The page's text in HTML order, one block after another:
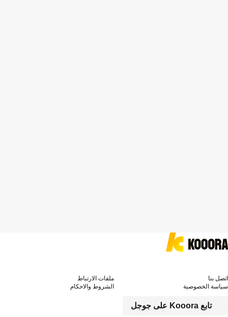
تابع Kooora على جوجل
اتصل بنا
ملفات الارتباط
سياسة الخصوصية
الشروط والاحكام